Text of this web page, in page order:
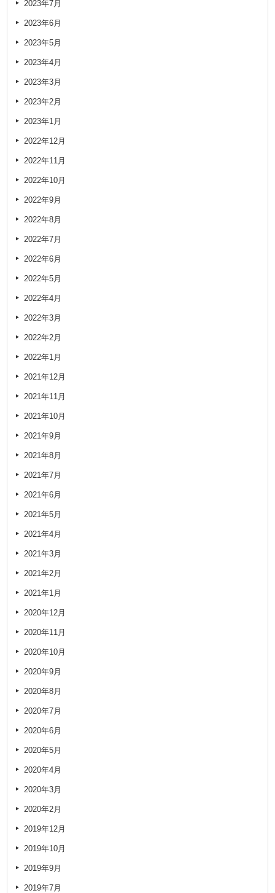
2023年7月
2023年6月
2023年5月
2023年4月
2023年3月
2023年2月
2023年1月
2022年12月
2022年11月
2022年10月
2022年9月
2022年8月
2022年7月
2022年6月
2022年5月
2022年4月
2022年3月
2022年2月
2022年1月
2021年12月
2021年11月
2021年10月
2021年9月
2021年8月
2021年7月
2021年6月
2021年5月
2021年4月
2021年3月
2021年2月
2021年1月
2020年12月
2020年11月
2020年10月
2020年9月
2020年8月
2020年7月
2020年6月
2020年5月
2020年4月
2020年3月
2020年2月
2019年12月
2019年10月
2019年9月
2019年7月